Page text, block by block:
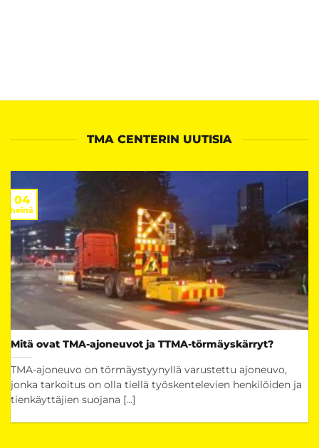
TMA CENTERIN UUTISIA
Mitä ovat TMA-ajoneuvot ja TTMA-törmäyskärryt?
TMA-ajoneuvo on törmäystyynyllä varustettu ajoneuvo,
jonka tarkoitus on olla tiellä työskentelevien henkilöiden ja
tienkäyttäjien suojana [...]
04
heinä